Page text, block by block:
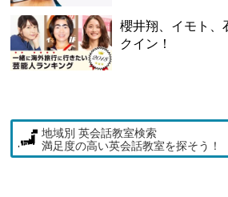
櫻井翔、イモト、
クイン！
地域別 英会話教室検索
満足度の高い英会話教室を探そう！